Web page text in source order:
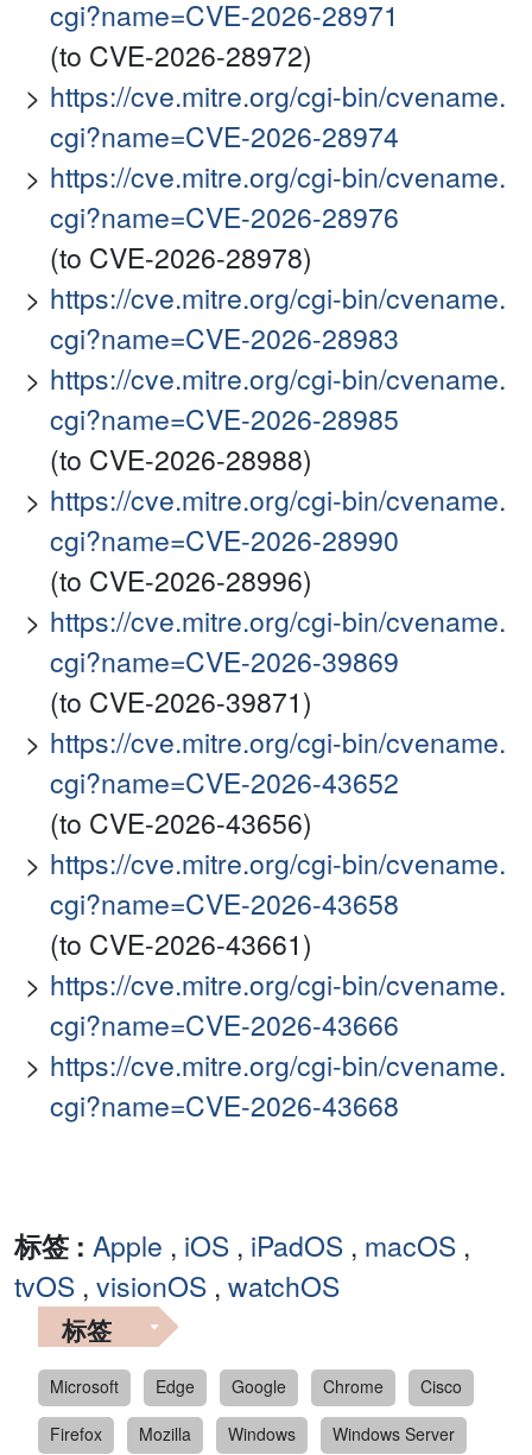
cgi?name=CVE-2026-28971
(to CVE-2026-28972)
https://cve.mitre.org/cgi-bin/cvename.
cgi?name=CVE-2026-28974
https://cve.mitre.org/cgi-bin/cvename.
cgi?name=CVE-2026-28976
(to CVE-2026-28978)
https://cve.mitre.org/cgi-bin/cvename.
cgi?name=CVE-2026-28983
https://cve.mitre.org/cgi-bin/cvename.
cgi?name=CVE-2026-28985
(to CVE-2026-28988)
https://cve.mitre.org/cgi-bin/cvename.
cgi?name=CVE-2026-28990
(to CVE-2026-28996)
https://cve.mitre.org/cgi-bin/cvename.
cgi?name=CVE-2026-39869
(to CVE-2026-39871)
https://cve.mitre.org/cgi-bin/cvename.
cgi?name=CVE-2026-43652
(to CVE-2026-43656)
https://cve.mitre.org/cgi-bin/cvename.
cgi?name=CVE-2026-43658
(to CVE-2026-43661)
https://cve.mitre.org/cgi-bin/cvename.
cgi?name=CVE-2026-43666
https://cve.mitre.org/cgi-bin/cvename.
cgi?name=CVE-2026-43668
标签 : Apple , iOS , iPadOS , macOS ,
tvOS , visionOS , watchOS
标签
Microsoft Edge Google Chrome
Cisco
Firefox
Mozilla Windows
Windows Server